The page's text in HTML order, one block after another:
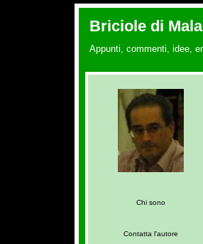
Briciole di
Appunti, commenti, idee,
Chi sono
Contatta l'autore